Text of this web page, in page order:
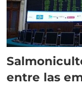
entre las